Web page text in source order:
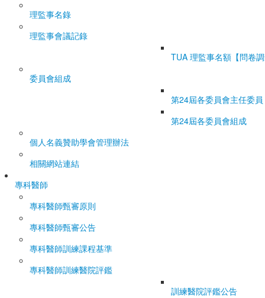
理監事名錄
理監事會議記錄
TUA 理監事名額【問卷
委員會組成
第24屆各委員會主任委員
第24屆各委員會組成
個人名義贊助學會管理辦法
相關網站連結
專科醫師
專科醫師甄審原則
專科醫師甄審公告
專科醫師訓練課程基準
專科醫師訓練醫院評鑑
訓練醫院評鑑公告